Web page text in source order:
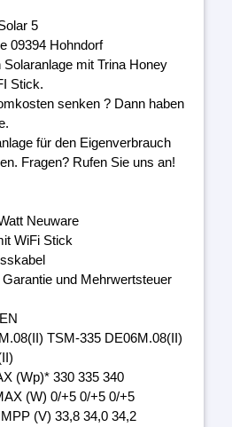
5
09394 Hohndorf
mit Trina Honey
Stick.
senken ? Dann haben
für den Eigenverbrauch
Fragen? Rufen Sie uns an!
Neuware
WiFi Stick
und Mehrwertsteuer
TSM-335 DE06M.08(II)
(Wp)* 330 335 340
(W) 0/+5 0/+5 0/+5
(V) 33,8 34,0 34,2